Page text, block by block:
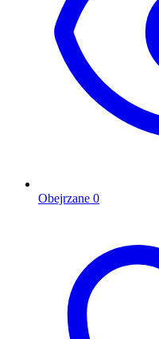
Obejrzane 0